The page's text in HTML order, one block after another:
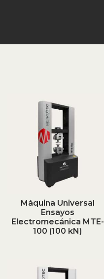
Máquina Universal
Ensayos
Electromecánica MTE-
100 (100 kN)